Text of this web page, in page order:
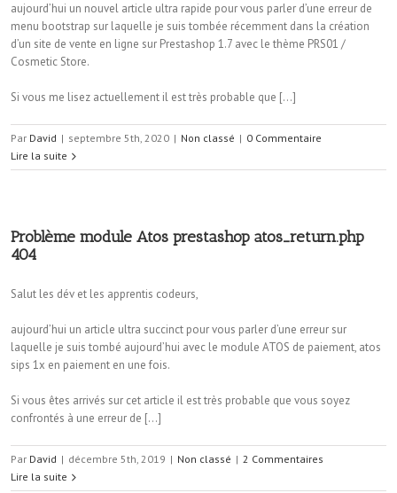
aujourd’hui un nouvel article ultra rapide pour vous parler d’une erreur de
menu bootstrap sur laquelle je suis tombée récemment dans la création
d’un site de vente en ligne sur Prestashop 1.7 avec le thème PRS01 /
Cosmetic Store.
Si vous me lisez actuellement il est très probable que […]
Par David | septembre 5th, 2020 | Non classé | 0 Commentaire
Lire la suite
Problème module Atos prestashop atos_return.php
404
Salut les dév et les apprentis codeurs,
aujourd’hui un article ultra succinct pour vous parler d’une erreur sur
laquelle je suis tombé aujourd’hui avec le module ATOS de paiement, atos
sips 1x en paiement en une fois.
Si vous êtes arrivés sur cet article il est très probable que vous soyez
confrontés à une erreur de […]
Par David | décembre 5th, 2019 | Non classé | 2 Commentaires
Lire la suite